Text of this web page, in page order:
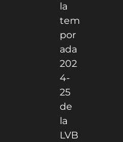
la
tem
por
ada
202
4-
25
de
la
LVB